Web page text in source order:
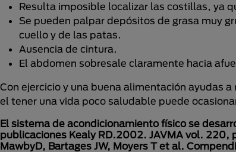
Resulta imposible localizar las costillas, ya
Se pueden palpar depósitos de grasa muy
cuello y de las patas.
Ausencia de cintura.
El abdomen sobresale claramente hacia
Con ejercicio y una buena alimentación ayudas
el tener una vida poco saludable puede
El sistema de acondicionamiento físico se
publicaciones Kealy RD.2002. JAVMA vol.
MawbyD, Bartages JW, Moyers T et al.